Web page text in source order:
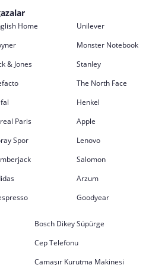
Home
Unilever
Monster Notebook
& Jones
Stanley
The North Face
Henkel
Paris
Apple
Spor
Lenovo
Salomon
Arzum
Goodyear
Bosch Dikey Süpürge
Cep Telefonu
Çamaşır Kurutma Makinesi